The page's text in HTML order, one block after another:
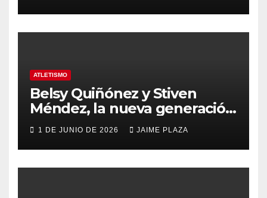
ATLETISMO
Belsy Quiñónez y Stiven
Méndez, la nueva generación
del atletismo
1 DE JUNIO DE 2026 JAIME PLAZA